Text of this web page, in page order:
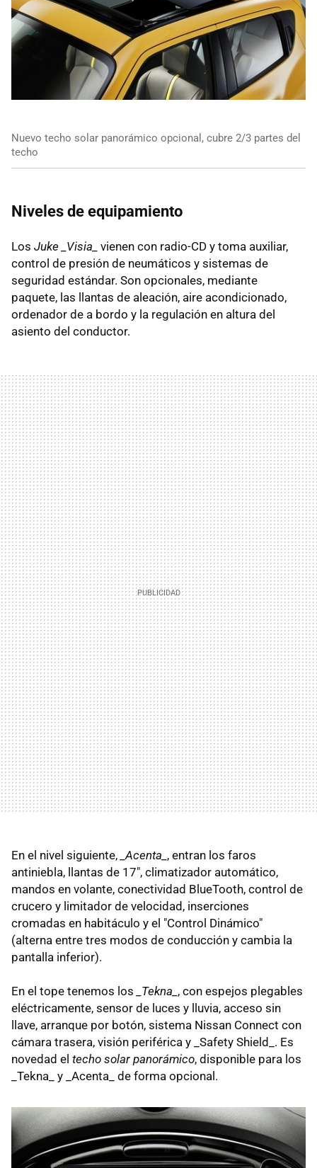
Nuevo techo solar panorámico opcional, cubre 2/3 partes del
techo
Niveles de equipamiento
Los Juke _Visia_ vienen con radio-CD y toma auxiliar,
control de presión de neumáticos y sistemas de
seguridad estándar. Son opcionales, mediante
paquete, las llantas de aleación, aire acondicionado,
ordenador de a bordo y la regulación en altura del
asiento del conductor.
En el nivel siguiente, _Acenta_ , entran los faros
antiniebla, llantas de 17", climatizador automático,
mandos en volante, conectividad BlueTooth, control de
crucero y limitador de velocidad, inserciones
cromadas en habitáculo y el "Control Dinámico"
(alterna entre tres modos de conducción y cambia la
pantalla inferior).
En el tope tenemos los _Tekna_ , con espejos plegables
eléctricamente, sensor de luces y lluvia, acceso sin
llave, arranque por botón, sistema Nissan Connect con
cámara trasera, visión periférica y _Safety Shield_. Es
novedad el techo solar panorámico, disponible para los
_Tekna_ y _Acenta_ de forma opcional.